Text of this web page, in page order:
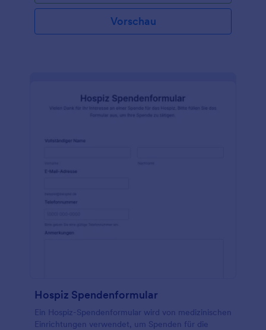
Vorschau
Hospiz Spendenformular
Ein Hospiz-Spendenformular wird von medizinischen
Einrichtungen verwendet, um Spenden für die